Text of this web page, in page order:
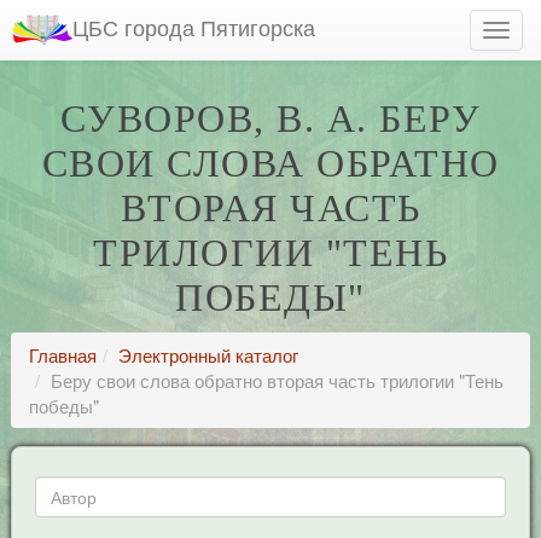
ЦБС города Пятигорска
СУВОРОВ, В. А. БЕРУ
СВОИ СЛОВА ОБРАТНО
ВТОРАЯ ЧАСТЬ
ТРИЛОГИИ "ТЕНЬ
ПОБЕДЫ"
Главная
Электронный каталог
Беру свои слова обратно вторая часть трилогии "Тень
победы"